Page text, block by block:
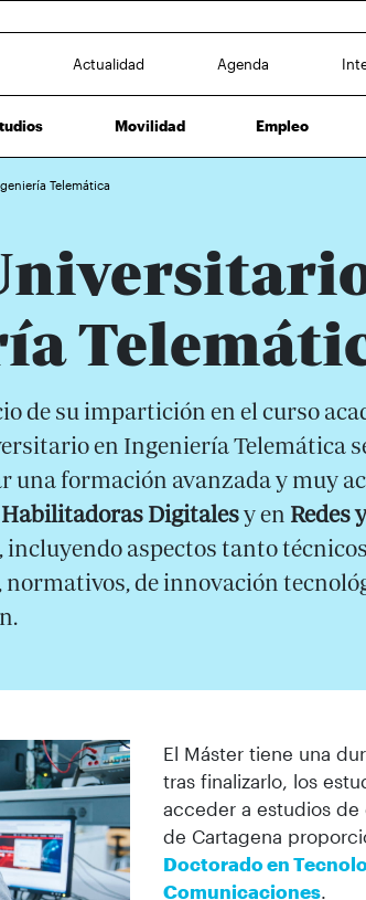
Actualidad Agenda
Movilidad Empleo
Telemática
de su impartición en el curso
en Ingeniería Telemática
una formación avanzada y muy
Digitalesy en Redes
, incluyendo aspectos tanto
normativos, de innovación
El Máster tiene una
tras finalizarlo, los
acceder a estudios de
de Cartagena
Doctorado en
Comunicaciones.